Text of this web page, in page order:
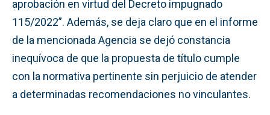
aprobación en virtud del Decreto impugnado
115/2022”. Además, se deja claro que en el informe
de la mencionada Agencia se dejó constancia
inequívoca de que la propuesta de título cumple
con la normativa pertinente sin perjuicio de atender
a determinadas recomendaciones no vinculantes.